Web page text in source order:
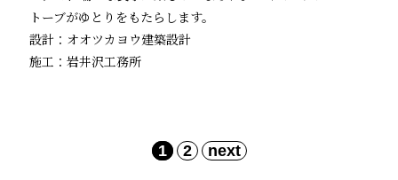
トーブがゆとりをもたらします。
設計：オオツカヨウ建築設計
施工：岩井沢工務所
1 2 next